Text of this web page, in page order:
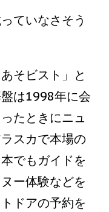
ていなさそう
そビスト」と
は1998年に会
たときにニュ
スカで本場の
でもガイドを
ー体験などを
ドアの予約を